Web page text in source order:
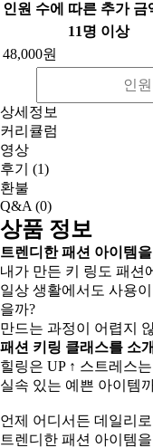
인원 수에 따른 추가 금
11명 이상
48,000원
상세정보
커리큘럼
영상
후기 (1)
환불
Q&A (0)
상품 정보
트렌디한 패션 아이템
내가 만든 키 링도 패션
일상 생활에서도 사용
을까?
만드는 과정이 어렵지
패션 키링 클래스를 소
힐링은 UP ↑ 스트레스
실속 있는 예쁜 아이템
언제 어디서든 데일리
트렌디한 패션 아이템